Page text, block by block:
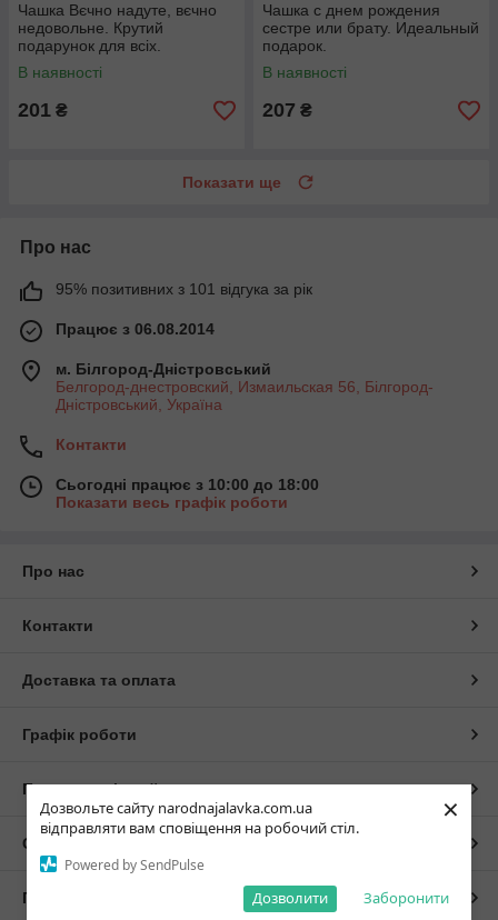
Дозвольте сайту narodnajalavka.com.ua
відправляти вам сповіщення на робочий стіл.
Powered by SendPulse
Заборонити
Дозволити
×
Чашка Вєчно надуте, вєчно
недовольне. Крутий
подарунок для всіх.
В наявності
201 ₴
Чашка с днем рождения
сестре или брату. Идеальный
подарок.
В наявності
207 ₴
Показати ще
Про нас
95% позитивних з 101 відгука за рік
Працює з 06.08.2014
м. Білгород-Дністровський
Белгород-днестровский, Измаильская 56, Білгород-
Дністровський, Україна
Контакти
Сьогодні працює з 10:00 до 18:00
Показати весь графік роботи
Про нас
Контакти
Доставка та оплата
Графік роботи
Повна версія сайту
Сайт створено на маркетплейсі
Політика конфіденційності